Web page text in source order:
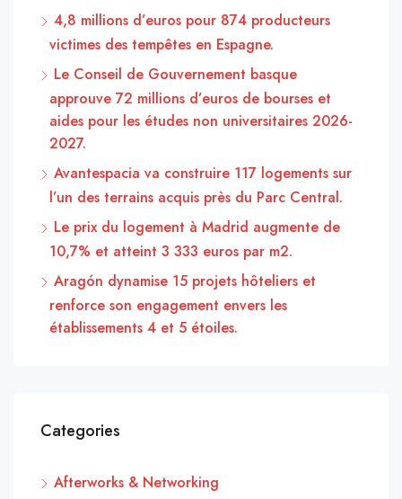
4,8 millions d’euros pour 874 producteurs
victimes des tempêtes en Espagne.
Le Conseil de Gouvernement basque
approuve 72 millions d’euros de bourses et
aides pour les études non universitaires 2026-
2027.
Avantespacia va construire 117 logements sur
l’un des terrains acquis près du Parc Central.
Le prix du logement à Madrid augmente de
10,7% et atteint 3 333 euros par m2.
Aragón dynamise 15 projets hôteliers et
renforce son engagement envers les
établissements 4 et 5 étoiles.
Categories
Afterworks & Networking